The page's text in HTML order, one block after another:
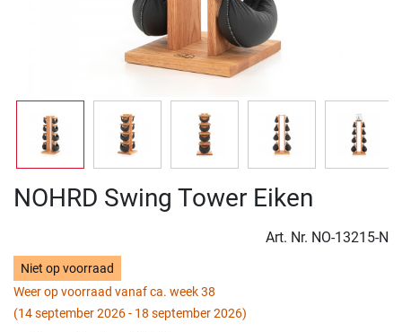
NOHRD Swing Tower Eiken
Art. Nr. NO-13215-N
Niet op voorraad
Weer op voorraad vanaf ca. week 38
(14 september 2026 - 18 september 2026)